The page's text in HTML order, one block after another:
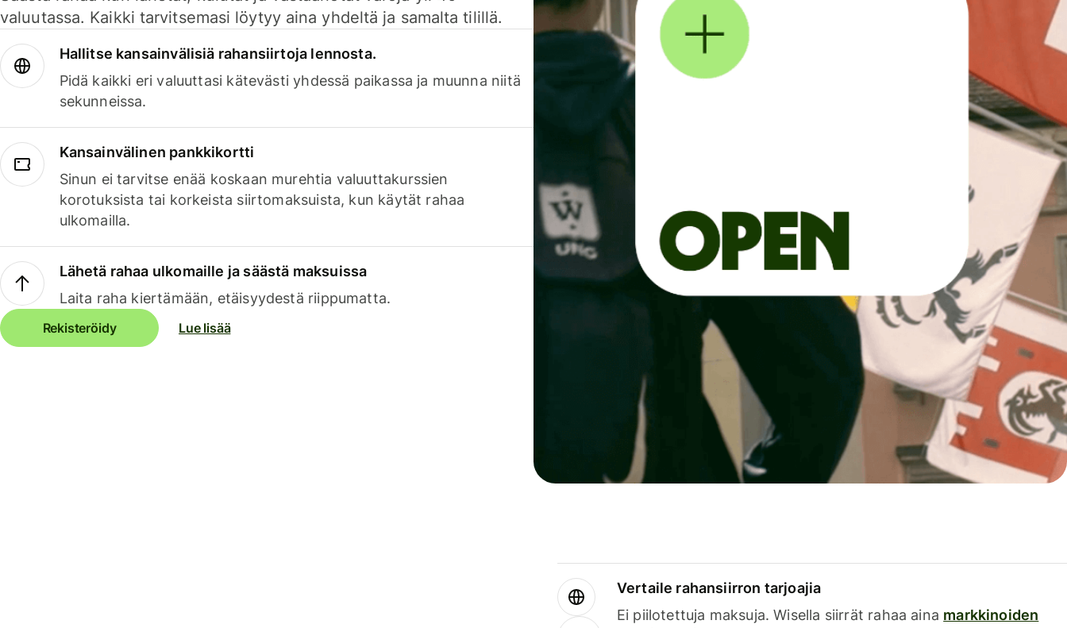
valuutassa. Kaikki tarvitsemasi löytyy aina yhdeltä ja samalta tilillä.
Hallitse kansainvälisiä rahansiirtoja lennosta.
Pidä kaikki eri valuuttasi kätevästi yhdessä paikassa ja muunna niitä
sekunneissa.
Kansainvälinen pankkikortti
Sinun ei tarvitse enää koskaan murehtia valuuttakurssien
korotuksista tai korkeista siirtomaksuista, kun käytät rahaa
ulkomailla.
Lähetä rahaa ulkomaille ja säästä maksuissa
Laita raha kiertämään, etäisyydestä riippumatta.
Rekisteröidy Lue lisää
Vertaile rahansiirron tarjoajia
Ei piilotettuja maksuja. Wisella siirrät rahaa aina markkinoiden